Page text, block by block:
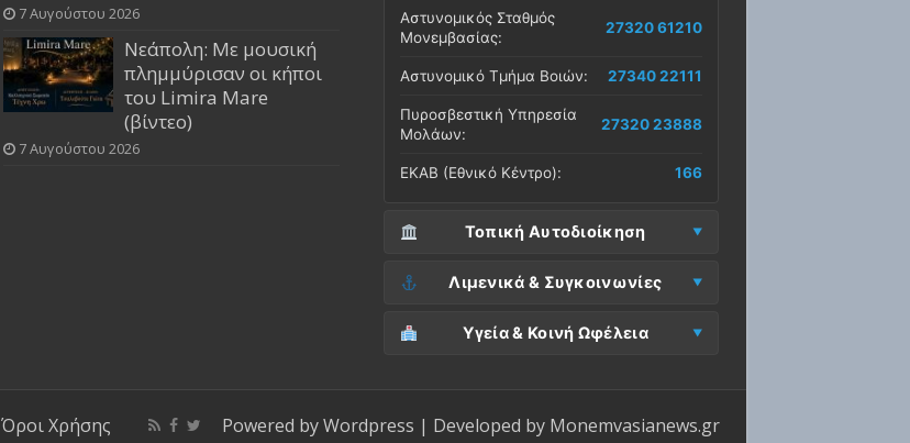
7 Αυγούστου 2026
Νεάπολη: Με μουσική
πλημμύρισαν οι κήποι
του Limira Mare
(βίντεο)
7 Αυγούστου 2026
Αστυνομικός Σταθμός
Μονεμβασίας:
27320 61210
Αστυνομικό Τμήμα Βοιών: 27340 22111
Πυροσβεστική Υπηρεσία
Μολάων:
27320 23888
ΕΚΑΒ (Εθνικό Κέντρο): 166
Τοπική Αυτοδιοίκηση
Δήμος Μονεμβασίας
(Έδρα):
27323 60500
Δ.Ε. Μονεμβασίας
27323 60019
ΚΕΠ Μονεμβασίας: 27323 60031
Λιμενικά & Συγκοινωνίες
Λιμεναρχείο
Μονεμβασίας:
27320 61266
ΚΤΕΛ Λακωνίας (Σταθμός
Μολάων):
27320 22209
Υγεία & Κοινή Ωφέλεια
Powered byWordpress | Developed by Monemvasianews.gr
Όροι Χρήσης